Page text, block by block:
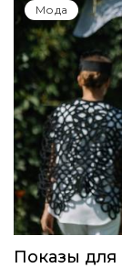
Мода
Показы для